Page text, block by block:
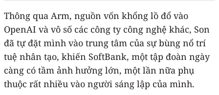
Thông qua Arm, nguồn vốn khổng lồ đổ vào
OpenAI và vô số các công ty công nghệ khác, Son
đã tự đặt mình vào trung tâm của sự bùng nổ trí
tuệ nhân tạo, khiến SoftBank, một tập đoàn ngày
càng có tầm ảnh hưởng lớn, một lần nữa phụ
thuộc rất nhiều vào người sáng lập của mình.